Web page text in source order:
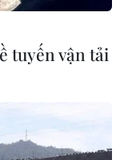
tuyến vận tải